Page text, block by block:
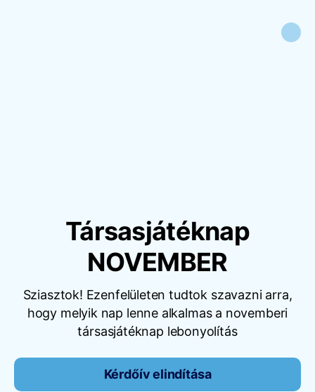
Társasjátéknap
NOVEMBER
Sziasztok! Ezenfelületen tudtok szavazni arra,
hogy melyik nap lenne alkalmas a novemberi
társasjátéknap lebonyolítás
Kérdőív elindítása